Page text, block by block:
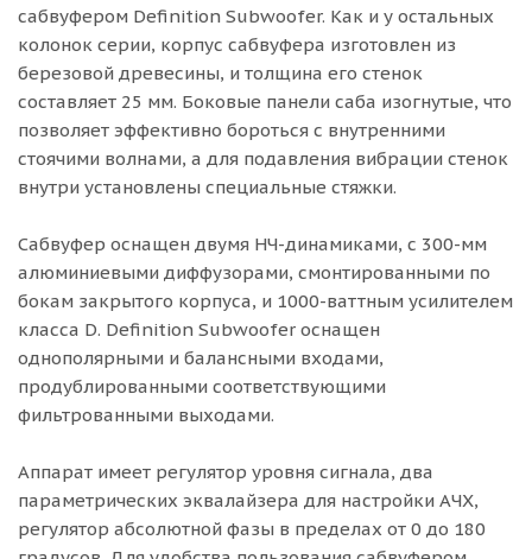
сабвуфером Definition Subwoofer. Как и у остальных
колонок серии, корпус сабвуфера изготовлен из
березовой древесины, и толщина его стенок
составляет 25 мм. Боковые панели саба изогнутые, что
позволяет эффективно бороться с внутренними
стоячими волнами, а для подавления вибрации стенок
внутри установлены специальные стяжки.
Сабвуфер оснащен двумя НЧ-динамиками, с 300-мм
алюминиевыми диффузорами, смонтированными по
бокам закрытого корпуса, и 1000-ваттным усилителем
класса D. Definition Subwoofer оснащен
однополярными и балансными входами,
продублированными соответствующими
фильтрованными выходами.
Аппарат имеет регулятор уровня сигнала, два
параметрических эквалайзера для настройки АЧХ,
регулятор абсолютной фазы в пределах от 0 до 180